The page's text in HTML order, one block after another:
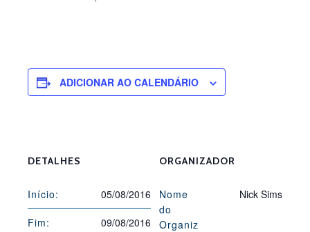
ADICIONAR AO CALENDÁRIO
DETALHES
Início: 05/08/2016
Fim: 09/08/2016
ORGANIZADOR
Nome
do
Organiz
Nick Sims